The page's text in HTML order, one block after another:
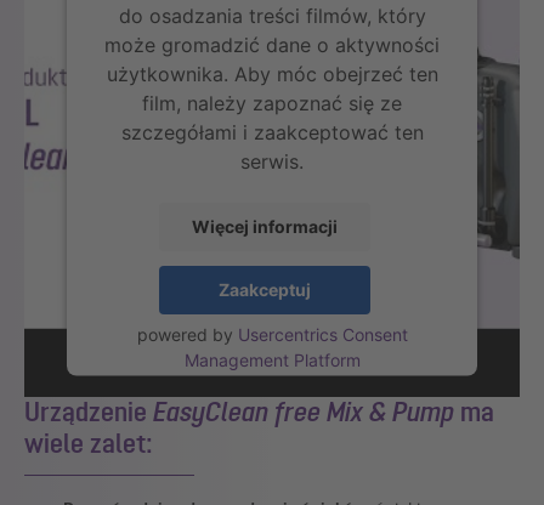
do osadzania treści filmów, który
może gromadzić dane o aktywności
użytkownika. Aby móc obejrzeć ten
film, należy zapoznać się ze
szczegółami i zaakceptować ten
serwis.
Więcej informacji
Zaakceptuj
powered by Usercentrics Consent
Management Platform
Urządzenie EasyClean free Mix & Pump ma
wiele zalet: